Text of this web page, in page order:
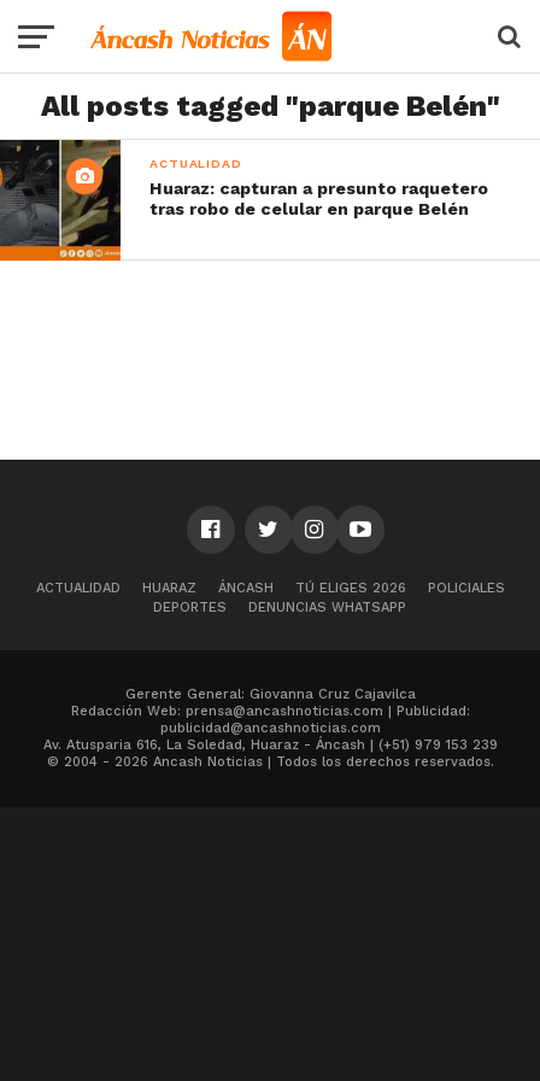
All posts tagged "parque Belén"
ACTUALIDAD
Huaraz: capturan a presunto raquetero
tras robo de celular en parque Belén
ACTUALIDAD HUARAZ ÁNCASH TÚ ELIGES 2026
POLICIALES
DEPORTES
DENUNCIAS WHATSAPP
Gerente General: Giovanna Cruz Cajavilca
Redacción Web: prensa@ancashnoticias.com | Publicidad:
publicidad@ancashnoticias.com
Av. Atusparia 616, La Soledad, Huaraz - Áncash | (+51) 979 153 239
© 2004 - 2026 Ancash Noticias | Todos los derechos reservados.